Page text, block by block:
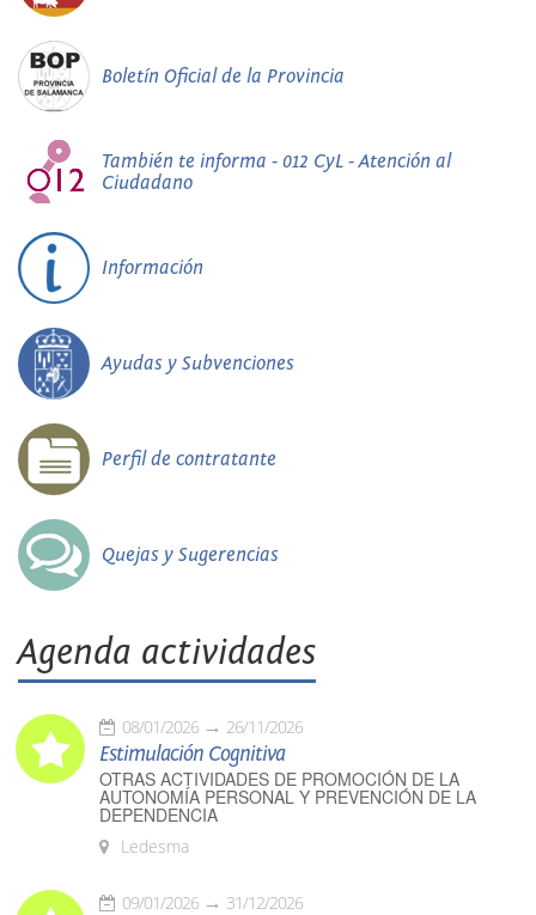
Boletín Oficial de la Provincia
También te informa - 012 CyL - Atención al
Ciudadano
Información
Ayudas y Subvenciones
Perfil de contratante
Quejas y Sugerencias
Agenda actividades
08/01/2026 26/11/2026
Estimulación Cognitiva
OTRAS ACTIVIDADES DE PROMOCIÓN DE LA
AUTONOMÍA PERSONAL Y PREVENCIÓN DE LA
DEPENDENCIA
Ledesma
09/01/2026 31/12/2026